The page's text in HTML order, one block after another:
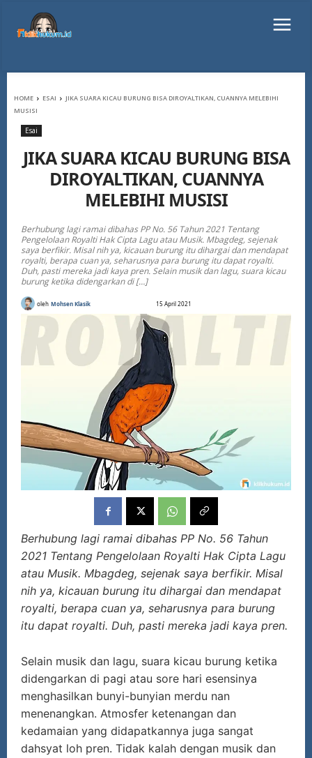
HOME ESAI
JIKA SUARA KICAU BURUNG BISA DIROYALTIKAN, CUANNYA MELEBIHI
MUSISI
Esai
JIKA SUARA KICAU BURUNG BISA
DIROYALTIKAN, CUANNYA
MELEBIHI MUSISI
Berhubung lagi ramai dibahas PP No. 56 Tahun 2021 Tentang
Pengelolaan Royalti Hak Cipta Lagu atau Musik. Mbagdeg, sejenak
saya berfikir. Misal nih ya, kicauan burung itu dihargai dan mendapat
royalti, berapa cuan ya, seharusnya para burung itu dapat royalti.
Duh, pasti mereka jadi kaya pren. Selain musik dan lagu, suara kicau
burung ketika didengarkan di […]
oleh Mohsen Klasik 15 April 2021
Berhubung lagi ramai dibahas PP No. 56 Tahun
2021 Tentang Pengelolaan Royalti Hak Cipta Lagu
atau Musik. Mbagdeg, sejenak saya berfikir. Misal
nih ya, kicauan burung itu dihargai dan mendapat
royalti, berapa cuan ya, seharusnya para burung
itu dapat royalti. Duh, pasti mereka jadi kaya pren.
Selain musik dan lagu, suara kicau burung ketika
didengarkan di pagi atau sore hari esensinya
menghasilkan bunyi-bunyian merdu nan
menenangkan. Atmosfer ketenangan dan
kedamaian yang didapatkannya juga sangat
dahsyat loh pren. Tidak kalah dengan musik dan